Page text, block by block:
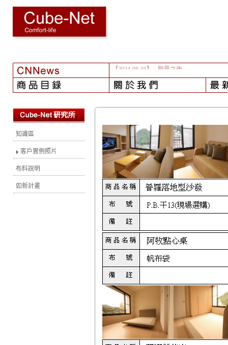
【2024-08-01】 - 颱風之後...
知識區
客戶實例照片
布料說明
如新計畫